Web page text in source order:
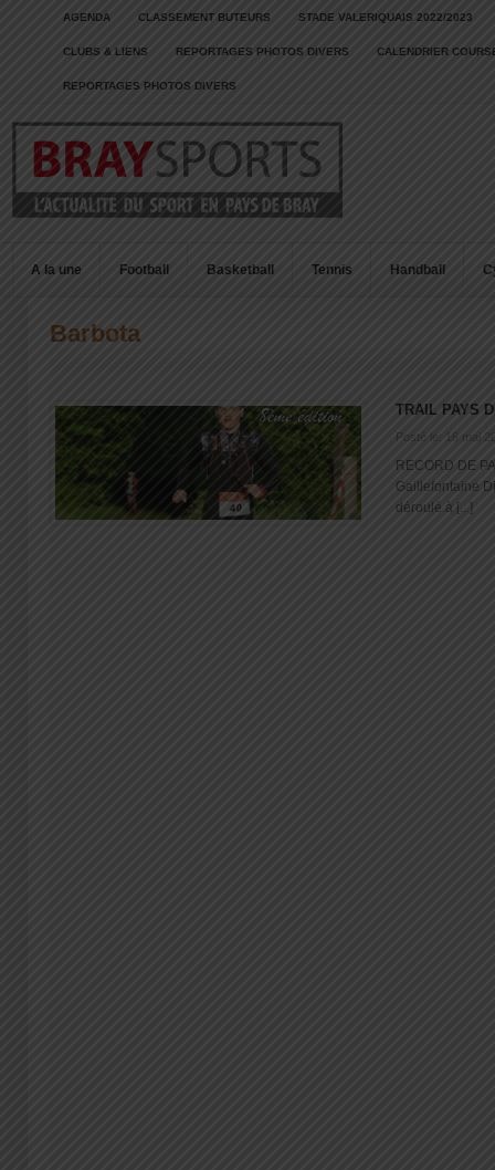
AGENDA CLASSEMENT BUTEURS STADE VALERIQUAIS 2022/2023
CLUBS & LIENS REPORTAGES PHOTOS DIVERS CALENDRIER
REPORTAGES PHOTOS DIVERS
A la une Football Basketball Tennis Handball
Barbota
TRAIL PAYS
Posté le: 16 mai
RECORD DE
Gaillefontaine
déroulé à [...]